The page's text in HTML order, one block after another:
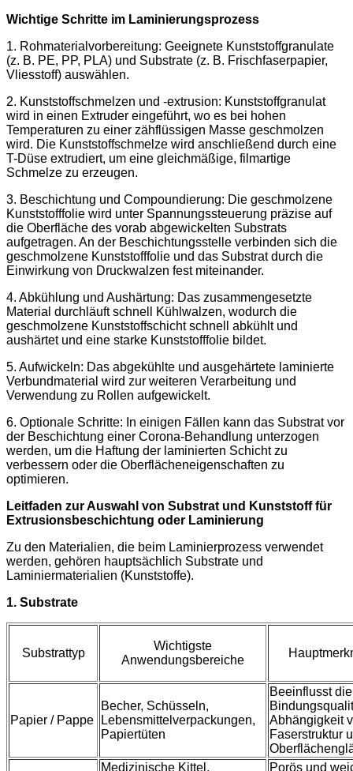
Wichtige Schritte im Laminierungsprozess
1. Rohmaterialvorbereitung: Geeignete Kunststoffgranulate
(z. B. PE, PP, PLA) und Substrate (z. B. Frischfaserpapier,
Vliesstoff) auswählen.
2. Kunststoffschmelzen und -extrusion: Kunststoffgranulat
wird in einen Extruder eingeführt, wo es bei hohen
Temperaturen zu einer zähflüssigen Masse geschmolzen
wird. Die Kunststoffschmelze wird anschließend durch eine
T-Düse extrudiert, um eine gleichmäßige, filmartige
Schmelze zu erzeugen.
3. Beschichtung und Compoundierung: Die geschmolzene
Kunststofffolie wird unter Spannungssteuerung präzise auf
die Oberfläche des vorab abgewickelten Substrats
aufgetragen. An der Beschichtungsstelle verbinden sich die
geschmolzene Kunststofffolie und das Substrat durch die
Einwirkung von Druckwalzen fest miteinander.
4. Abkühlung und Aushärtung: Das zusammengesetzte
Material durchläuft schnell Kühlwalzen, wodurch die
geschmolzene Kunststoffschicht schnell abkühlt und
aushärtet und eine starke Kunststofffolie bildet.
5. Aufwickeln: Das abgekühlte und ausgehärtete laminierte
Verbundmaterial wird zur weiteren Verarbeitung und
Verwendung zu Rollen aufgewickelt.
6. Optionale Schritte: In einigen Fällen kann das Substrat vor
der Beschichtung einer Corona-Behandlung unterzogen
werden, um die Haftung der laminierten Schicht zu
verbessern oder die Oberflächeneigenschaften zu
optimieren.
Leitfaden zur Auswahl von Substrat und Kunststoff für
Extrusionsbeschichtung oder Laminierung
Zu den Materialien, die beim Laminierprozess verwendet
werden, gehören hauptsächlich Substrate und
Laminiermaterialien (Kunststoffe).
1. Substrate
Substrattyp
Wichtigste
Anwendungsbereiche
Papier / Pappe
Becher, Schüsseln,
Lebensmittelverpackungen,
Papiertüten
Beeinflusst die
Abhängigkeit
Faserstruktur
Medizinische Kittel,
Porös und